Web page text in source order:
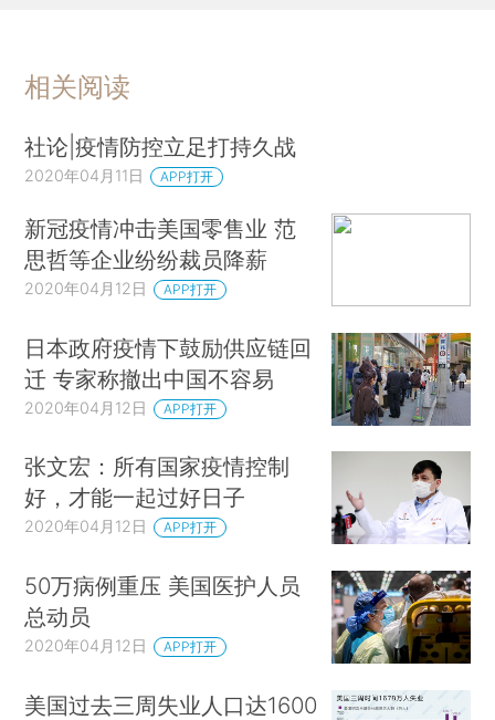
相关阅读
社论|疫情防控立足打持久战
2020年04月11日 APP打开
新冠疫情冲击美国零售业 范
思哲等企业纷纷裁员降薪
2020年04月12日 APP打开
日本政府疫情下鼓励供应链回
迁 专家称撤出中国不容易
2020年04月12日 APP打开
张文宏：所有国家疫情控制
好，才能一起过好日子
2020年04月12日 APP打开
50万病例重压 美国医护人员
总动员
2020年04月12日 APP打开
美国过去三周失业人口达1600